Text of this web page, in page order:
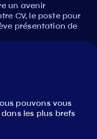
un avenir
CV, le poste pour
présentation de
pouvons vous
les plus brefs